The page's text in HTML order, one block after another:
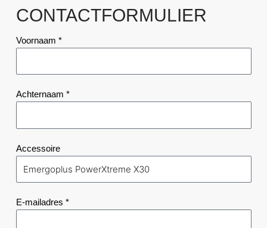
CONTACTFORMULIER
Voornaam *
Achternaam *
Accessoire
E-mailadres *